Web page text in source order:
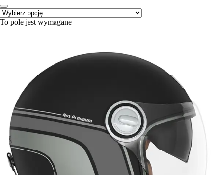
To pole jest wymagane